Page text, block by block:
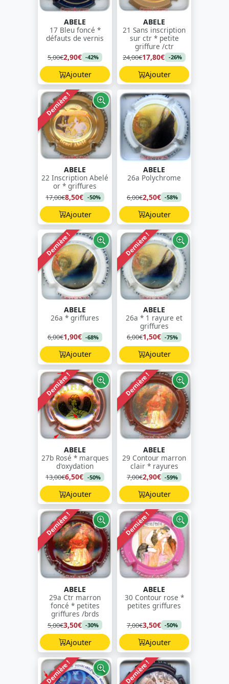
ABELE
17 Bleu foncé *
défauts de vernis
5,00€2,90€ -42%
Ajouter
ABELE
21 Sans inscription
sur ctr * petite
griffure /ctr
24,00€17,80€ -26%
Ajouter
Dernière !
ABELE
22 Inscription Abelé
or * griffures
17,00€8,50€ -50%
Ajouter
ABELE
26a Polychrome
6,00€2,50€ -58%
Ajouter
Dernière !
ABELE
26a * griffures
6,00€1,90€ -68%
Ajouter
Dernière !
ABELE
26a * 1 rayure et
griffures
6,00€1,50€ -75%
Ajouter
Dernière !
ABELE
27b Rosé * marques
d'oxydation
13,00€6,50€ -50%
Ajouter
Dernière !
ABELE
29 Contour marron
clair * rayures
7,00€2,90€ -59%
Ajouter
Dernière !
ABELE
29a Ctr marron
foncé * petites
griffures /brds
5,00€3,50€ -30%
Ajouter
Dernière !
ABELE
30 Contour rose *
petites griffures
7,00€3,50€ -50%
Ajouter
Dernière ! Dernière !